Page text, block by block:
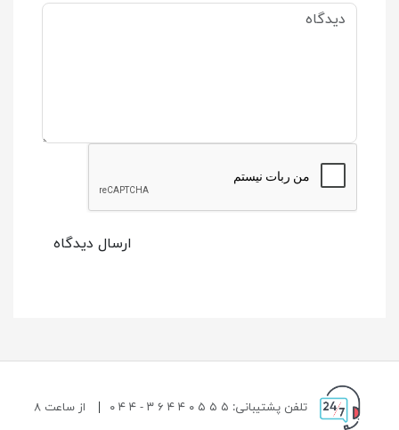
ارسال دیدگاه
تلفن پشتیبانی: ۵ ۵ ۵ ۰ ۴ ۴ ۶ ۳ - ۴ ۴ ۰ از ساعت ۸